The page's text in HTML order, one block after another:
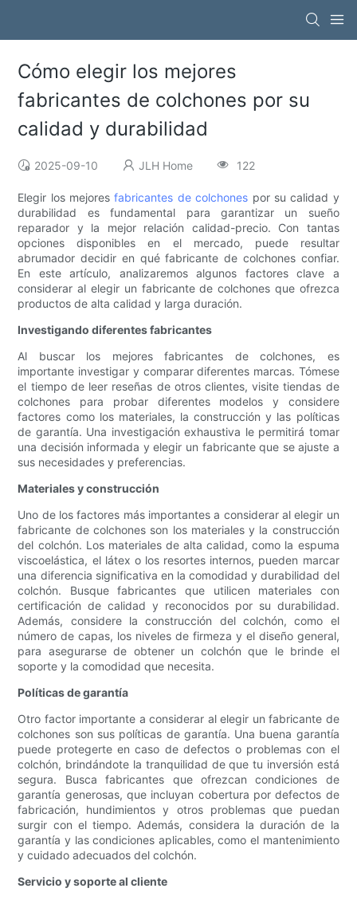
Cómo elegir los mejores
fabricantes de colchones por su
calidad y durabilidad
2025-09-10 JLH Home 122
Elegir los mejoresfabricantes de colchones por su calidad y
durabilidad es fundamental para garantizar un sueño
reparador y la mejor relación calidad-precio. Con tantas
opciones disponibles en el mercado, puede resultar
abrumador decidir en qué fabricante de colchones confiar.
En este artículo, analizaremos algunos factores clave a
considerar al elegir un fabricante de colchones que ofrezca
productos de alta calidad y larga duración.
Investigando diferentes fabricantes
Al buscar los mejores fabricantes de colchones, es
importante investigar y comparar diferentes marcas. Tómese
el tiempo de leer reseñas de otros clientes, visite tiendas de
colchones para probar diferentes modelos y considere
factores como los materiales, la construcción y las políticas
de garantía. Una investigación exhaustiva le permitirá tomar
una decisión informada y elegir un fabricante que se ajuste a
sus necesidades y preferencias.
Materiales y construcción
Uno de los factores más importantes a considerar al elegir un
fabricante de colchones son los materiales y la construcción
del colchón. Los materiales de alta calidad, como la espuma
viscoelástica, el látex o los resortes internos, pueden marcar
una diferencia significativa en la comodidad y durabilidad del
colchón. Busque fabricantes que utilicen materiales con
certificación de calidad y reconocidos por su durabilidad.
Además, considere la construcción del colchón, como el
número de capas, los niveles de firmeza y el diseño general,
para asegurarse de obtener un colchón que le brinde el
soporte y la comodidad que necesita.
Políticas de garantía
Otro factor importante a considerar al elegir un fabricante de
colchones son sus políticas de garantía. Una buena garantía
puede protegerte en caso de defectos o problemas con el
colchón, brindándote la tranquilidad de que tu inversión está
segura. Busca fabricantes que ofrezcan condiciones de
garantía generosas, que incluyan cobertura por defectos de
fabricación, hundimientos y otros problemas que puedan
surgir con el tiempo. Además, considera la duración de la
garantía y las condiciones aplicables, como el mantenimiento
y cuidado adecuados del colchón.
Servicio y soporte al cliente